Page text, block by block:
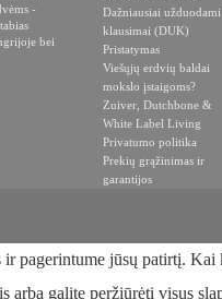
-
bei
Dažniausiai užduodami
klausimai (DUK)
Pristatymas
Viešųjų erdvių baldai
mokslo įstaigoms?
Zuiver, Dutchbone &
White Label Living
Privatumo politika
Prekių grąžinimas ir
garantijos
pagerintume jūsų patirtį.
arba galite peržiūrėti visus